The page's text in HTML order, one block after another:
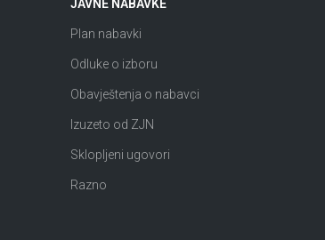
JAVNE NABAVKE
Plan nabavki
Odluke o izboru
Obavještenja o nabavci
Izuzeto od ZJN
Sklopljeni ugovori
Razno